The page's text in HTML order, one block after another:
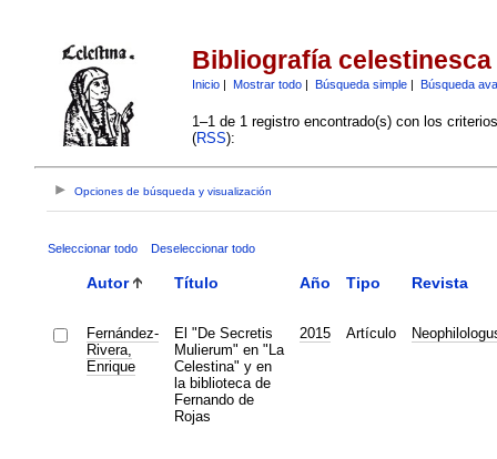
Bibliografía celestinesca
Inicio| Mostrar todo| Búsqueda simple| Búsqueda
1–1 de 1 registro encontrado(s) con los
(RSS):
Opciones de búsqueda y visualización
Seleccionar todo Deseleccionar todo
Autor Título Año Tipo Revista
Fernández-
Rivera,
Enrique
El "De Secretis
Mulierum" en "La
Celestina" y en
la biblioteca de
Fernando de
Rojas
2015 Artículo